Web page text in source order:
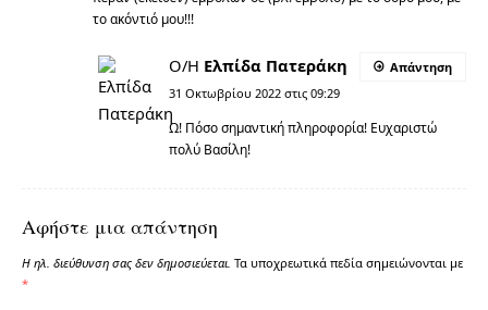
το ακόντιό μου!!!
Ο/Η Ελπίδα Πατεράκη
31 Οκτωβρίου 2022 στις 09:29
Ω! Πόσο σημαντική πληροφορία! Ευχαριστώ
πολύ Βασίλη!
Απάντηση
Αφήστε μια απάντηση
Η ηλ. διεύθυνση σας δεν δημοσιεύεται. Τα υποχρεωτικά πεδία σημειώνονται με
*